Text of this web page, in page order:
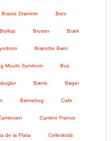
Braste Drømme Brev
Bryllup Bryster Bræk
Brændte Børn
Mouth Syndrom Bus
Bænk Bøger
Børnebog Cafe
Camino France
de la Plata Celleskrab